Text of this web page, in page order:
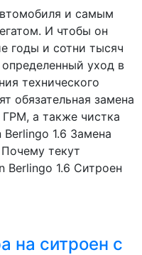
и самым
И чтобы он
годы и сотни тысяч
уход в
технического
обязательная замена
а также чистка
1.6 Замена
текут
Berlingo 1.6 Ситроен
на ситроен с